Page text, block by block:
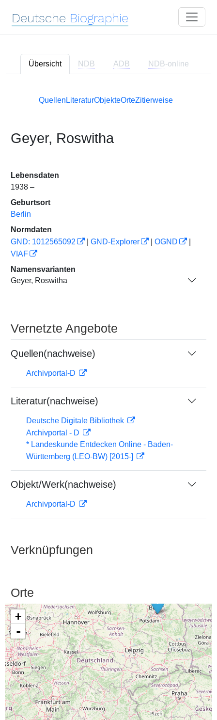
Deutsche Biographie
Übersicht NDB ADB NDB-online
Quellen LiteraturObjekteOrteZitierweise
Geyer, Roswitha
Lebensdaten
1938 –
Geburtsort
Berlin
Normdaten
GND: 1012565092
GND-Explorer OGND
VIAF
Namensvarianten
Geyer, Roswitha
Vernetzte Angebote
Quellen(nachweise)
Archivportal-D
Literatur(nachweise)
Deutsche Digitale Bibliothek
Archivportal - D
* Landeskunde Entdecken Online - Baden-
Württemberg (LEO-BW) [2015-]
Objekt/Werk(nachweise)
Archivportal-D
Verknüpfungen
Orte
+
-